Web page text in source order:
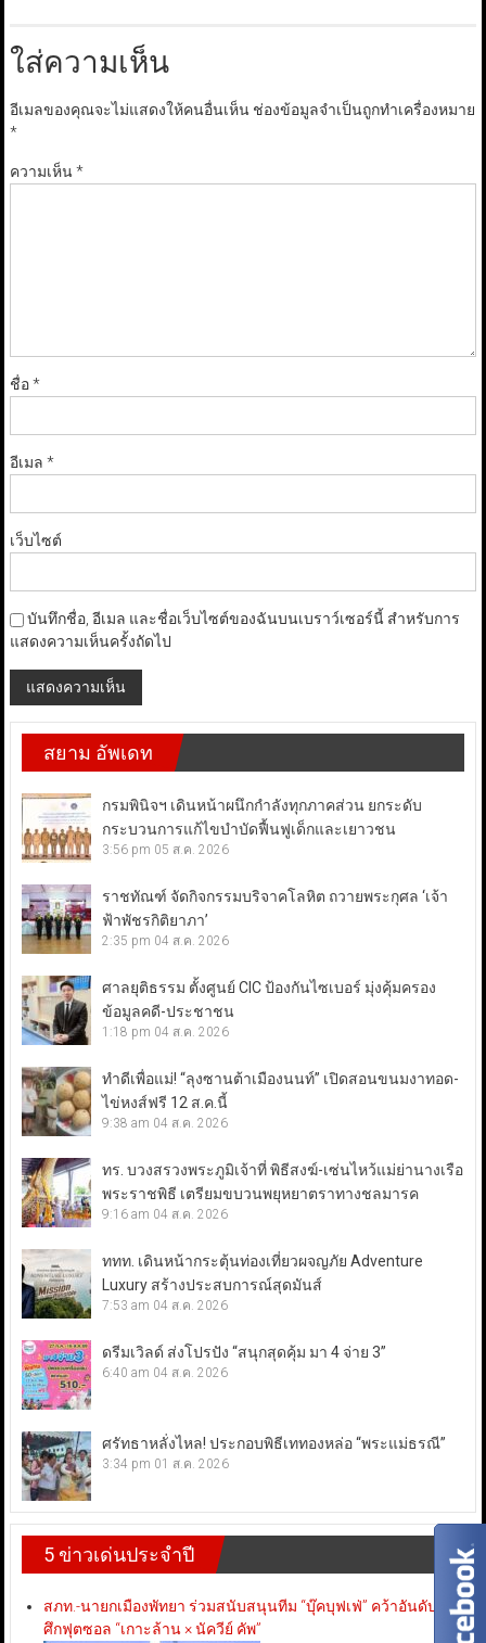
ใส่ความเห็น
อีเมลของคุณจะไม่แสดงให้คนอื่นเห็น ช่องข้อมูลจำเป็นถูกทำเครื่องหมาย
*
ความเห็น*
ชื่อ*
อีเมล *
เว็บไซต์
บันทึกชื่อ, อีเมล และชื่อเว็บไซต์ของฉันบนเบราว์เซอร์นี้ สำหรับการ
แสดงความเห็นครั้งถัดไป
สยาม อัพเดท
กรมพินิจฯ เดินหน้าผนึกกำลังทุกภาคส่วน ยกระดับ
กระบวนการแก้ไขบำบัดฟื้นฟูเด็กและเยาวชน
3:56 pm 05 ส.ค. 2026
ราชทัณฑ์ จัดกิจกรรมบริจาคโลหิต ถวายพระกุศล ‘เจ้า
ฟ้าพัชรกิติยาภา’
2:35 pm 04 ส.ค. 2026
ศาลยุติธรรม ตั้งศูนย์ CIC ป้องกันไซเบอร์ มุ่งคุ้มครอง
ข้อมูลคดี-ประชาชน
1:18 pm 04 ส.ค. 2026
ทำดีเพื่อแม่! “ลุงซานต้าเมืองนนท์” เปิดสอนขนมงาทอด-
ไข่หงส์ฟรี 12 ส.ค.นี้
9:38 am 04 ส.ค. 2026
ทร. บวงสรวงพระภูมิเจ้าที่ พิธีสงฆ์-เซ่นไหว้แม่ย่านางเรือ
พระราชพิธี เตรียมขบวนพยุหยาตราทางชลมารค
9:16 am 04 ส.ค. 2026
ททท. เดินหน้ากระตุ้นท่องเที่ยวผจญภัย Adventure
Luxury สร้างประสบการณ์สุดมันส์
7:53 am 04 ส.ค. 2026
ดรีมเวิลด์ ส่งโปรปัง “สนุกสุดคุ้ม มา 4 จ่าย 3”
6:40 am 04 ส.ค. 2026
ศรัทธาหลั่งไหล! ประกอบพิธีเททองหล่อ “พระแม่ธรณี”
3:34 pm 01 ส.ค. 2026
5 ข่าวเด่นประจำปี
สภท.-นายกเมืองพัทยา ร่วมสนับสนุนทีม “บุ๊คบุฟเฟ่” คว้าอันดับ 3
ศึกฟุตซอล “เกาะล้าน × นัควีย์ คัพ”